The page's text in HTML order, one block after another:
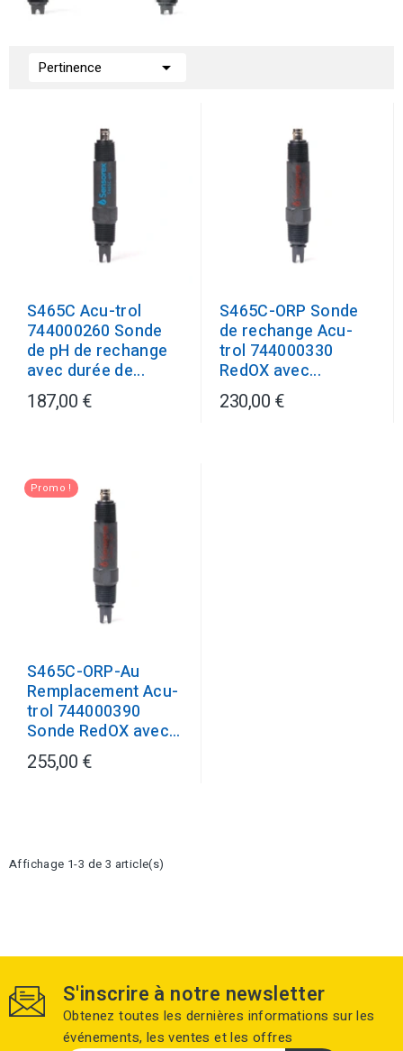
Pertinence 
S465C Acu-trol
744000260 Sonde
de pH de rechange
avec durée de...
187,00 €
S465C-ORP Sonde
de rechange Acu-
trol 744000330
RedOX avec...
230,00 €
Promo !
S465C-ORP-Au
Remplacement Acu-
trol 744000390
Sonde RedOX avec...
255,00 €
Affichage 1-3 de 3 article(s)
S'inscrire à notre newsletter
Obtenez toutes les dernières informations sur les
événements, les ventes et les offres